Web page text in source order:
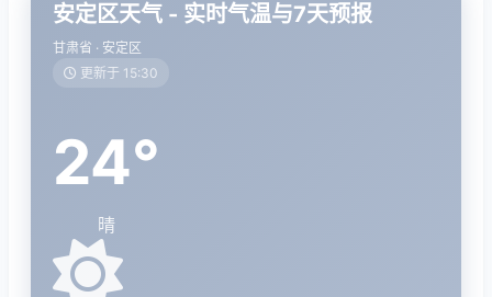
安定区天气 - 实时气温与7天预报
甘肃省 · 安定区
更新于 15:30
24°
晴